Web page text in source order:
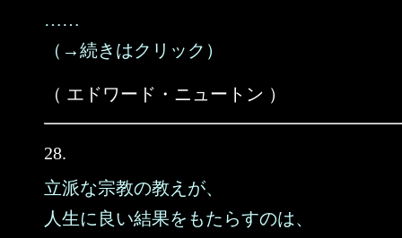
……
（→続きはクリック）
（ エドワード・ニュートン ）
28.
立派な宗教の教えが、
人生に良い結果をもたらすのは、